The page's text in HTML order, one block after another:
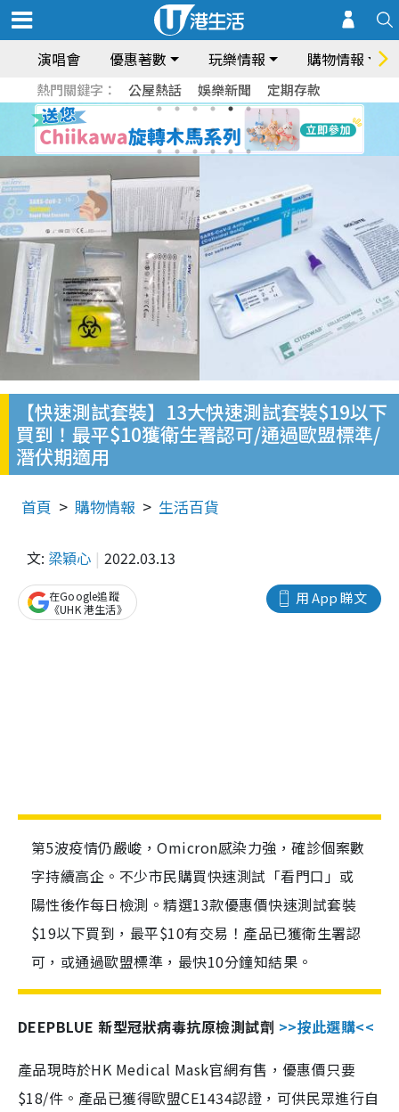
演唱會 優惠著數 玩樂情報 購物情報
熱門關鍵字： 公屋熱話 娛樂新聞 定期存款
【快速測試套裝】13大快速測試套裝$19以下
買到！最平$10獲衛生署認可/通過歐盟標準/
潛伏期適用
首頁 購物情報 生活百貨
文: 梁穎心 2022.03.13
用 App 睇文
在Google追蹤
《UHK 港生活》
第5波疫情仍嚴峻，Omicron感染力強，確診個案數
字持續高企。不少市民購買快速測試「看門口」或
陽性後作每日檢測。精選13款優惠價快速測試套裝
$19以下買到，最平$10有交易！產品已獲衛生署認
可，或通過歐盟標準，最快10分鐘知結果。
DEEPBLUE 新型冠狀病毒抗原檢測試劑 >>按此選購<<
產品現時於HK Medical Mask官網有售，優惠價只要
$18/件。產品已獲得歐盟CE1434認證，可供民眾進行自